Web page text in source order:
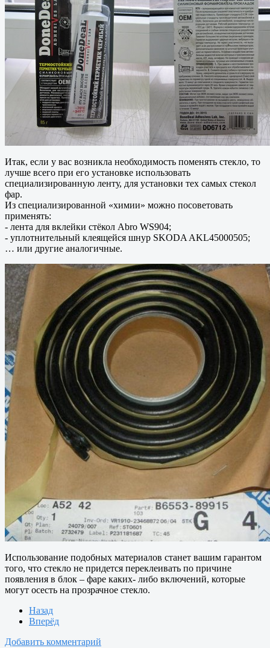
Итак, если у вас возникла необходимость поменять стекло, то
лучше всего при его установке использовать
специализированную ленту, для установки тех самых стекол
фар.
Из специализированной «химии» можно посоветовать
применять:
- лента для вклейки стёкол Abro WS904;
- уплотнительный клеящейся шнур SKODA AKL45000505;
… или другие аналогичные.
Использование подобных материалов станет вашим гарантом
того, что стекло не придется переклеивать по причине
появления в блок – фаре каких- либо включений, которые
могут осесть на прозрачное стекло.
Назад
Вперёд
Добавить комментарий